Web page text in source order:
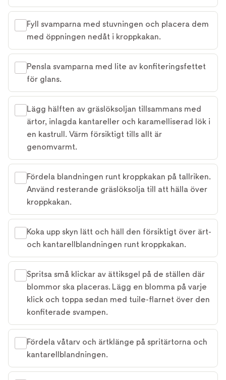
Fyll svamparna med stuvningen och placera dem
med öppningen nedåt i kroppkakan.
Pensla svamparna med lite av konfiteringsfettet
för glans.
Lägg hälften av gräslöksoljan tillsammans med
ärtor, inlagda kantareller och karamelliserad lök i
en kastrull. Värm försiktigt tills allt är
genomvarmt.
Fördela blandningen runt kroppkakan på tallriken.
Använd resterande gräslöksolja till att hälla över
kroppkakan.
Koka upp skyn lätt och häll den försiktigt över ärt-
och kantarellblandningen runt kroppkakan.
Spritsa små klickar av ättiksgel på de ställen där
blommor ska placeras. Lägg en blomma på varje
klick och toppa sedan med tuile-flarnet över den
konfiterade svampen.
Fördela våtarv och ärtklänge på spritärtorna och
kantarellblandningen.